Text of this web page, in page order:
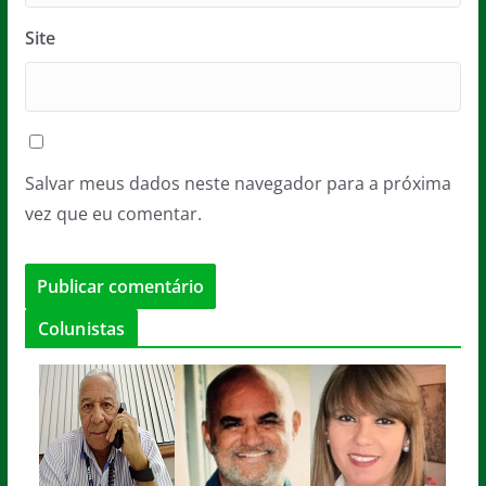
Site
Salvar meus dados neste navegador para a próxima
vez que eu comentar.
Colunistas